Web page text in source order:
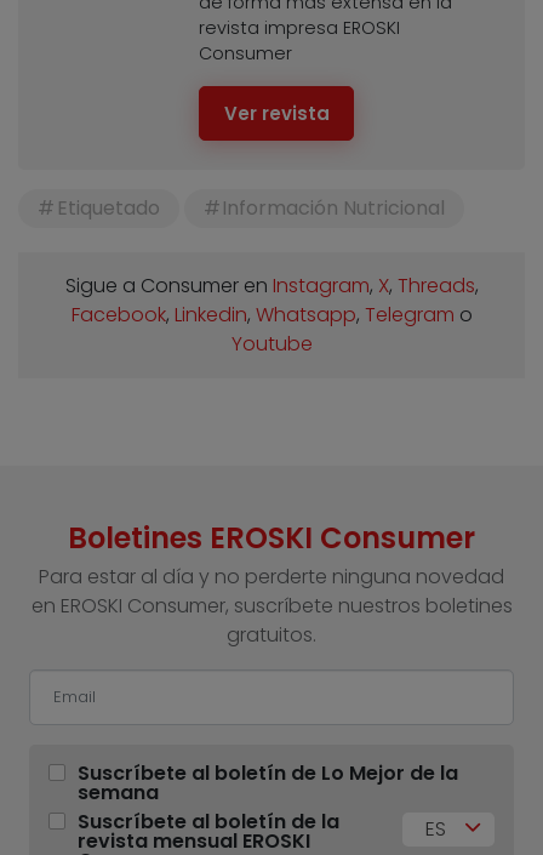
revista impresa EROSKI
Consumer
Ver revista
Etiquetado Información Nutricional
Sigue a Consumer en Instagram, X, Threads,
Facebook, Linkedin, Whatsapp, Telegram o
Youtube
Boletines EROSKI Consumer
Para estar al día y no perderte ninguna novedad
en EROSKI Consumer, suscríbete nuestros boletines
gratuitos.
Suscríbete al boletín de Lo Mejor de la
semana
Suscríbete al boletín de la
revista mensual EROSKI ES